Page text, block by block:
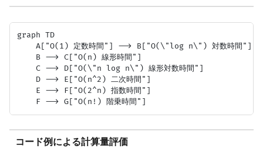
graph TD
    A["O(1) 定数時間"] --> B["O(\"log n\") 対数時間"]
    B --> C["O(n) 線形時間"]
    C --> D["O(\"n log n\") 線形対数時間"]
    D --> E["O(n^2) 二次時間"]
    E --> F["O(2^n) 指数時間"]
コード例による計算量評価